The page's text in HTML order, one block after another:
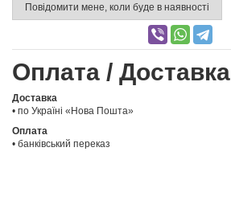
Повідомити мене, коли буде в наявності
Оплата / Доставка
Доставка
• по Україні «Нова Пошта»
Оплата
• банківський переказ